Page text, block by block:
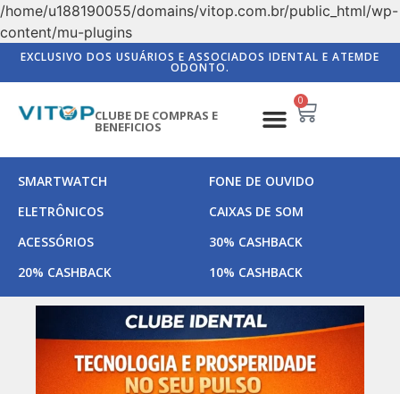
/home/u188190055/domains/vitop.com.br/public_html/wp-
content/mu-plugins
EXCLUSIVO DOS USUÁRIOS E ASSOCIADOS IDENTAL E ATEMDE
ODONTO.
CLUBE DE COMPRAS E
BENEFICIOS
0
SMARTWATCH
FONE DE OUVIDO
ELETRÔNICOS
CAIXAS DE SOM
ACESSÓRIOS
30% CASHBACK
20% CASHBACK
10% CASHBACK